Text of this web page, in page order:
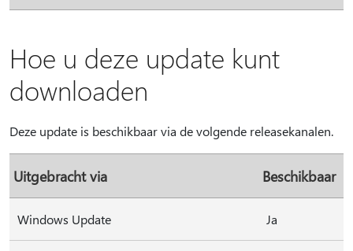
Hoe u deze update kunt
downloaden
Deze update is beschikbaar via de volgende releasekanalen.
Uitgebracht via Beschikbaar
Windows Update Ja